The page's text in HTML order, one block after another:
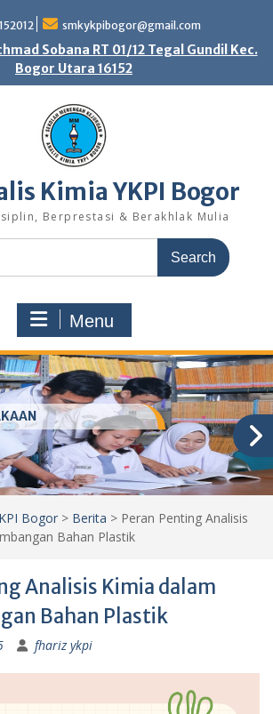
smkykpibogor@gmail.com
Sobana RT 01/12 Tegal Gundil Kec.
Bogor Utara 16152
Kimia YKPI Bogor
Berprestasi & Berakhlak Mulia
Menu
Bogor > Berita > Peran Penting Analisis
Bahan Plastik
Analisis Kimia dalam
Bahan Plastik
fhariz ykpi